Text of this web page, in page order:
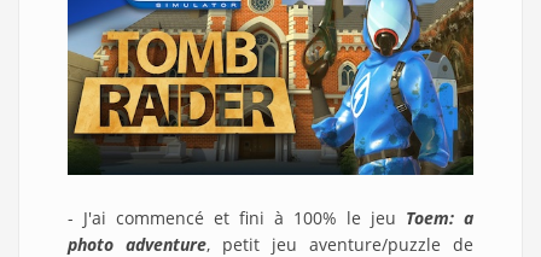
- J'ai commencé et fini à 100% le jeu Toem: a
photo adventure, petit jeu aventure/puzzle de